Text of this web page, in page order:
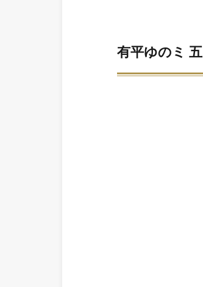
有平ゆのミ 五